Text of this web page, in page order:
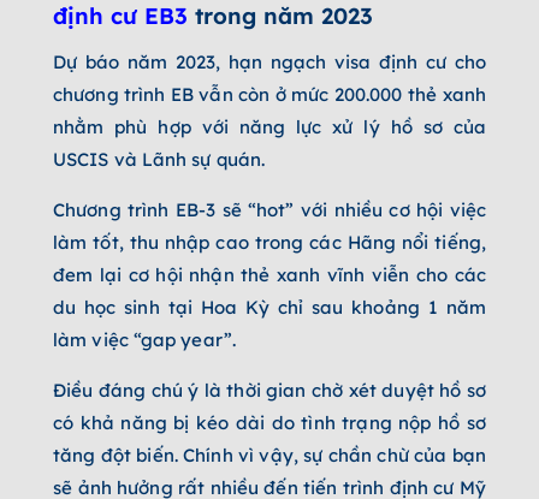
định cư EB3 trong năm 2023
Dự báo năm 2023, hạn ngạch visa định cư cho
chương trình EB vẫn còn ở mức 200.000 thẻ xanh
nhằm phù hợp với năng lực xử lý hồ sơ của
USCIS và Lãnh sự quán.
Chương trình EB-3 sẽ “hot” với nhiều cơ hội việc
làm tốt, thu nhập cao trong các Hãng nổi tiếng,
đem lại cơ hội nhận thẻ xanh vĩnh viễn cho các
du học sinh tại Hoa Kỳ chỉ sau khoảng 1 năm
làm việc “gap year”.
Điều đáng chú ý là thời gian chờ xét duyệt hồ sơ
có khả năng bị kéo dài do tình trạng nộp hồ sơ
tăng đột biến. Chính vì vậy, sự chần chừ của bạn
sẽ ảnh hưởng rất nhiều đến tiến trình định cư Mỹ